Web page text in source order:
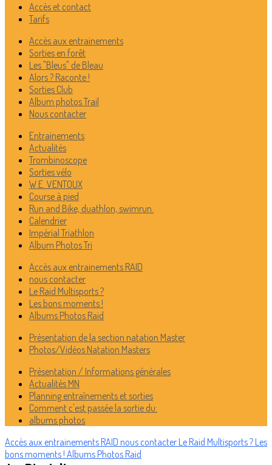
Accès et contact
Tarifs
Accès aux entrainements
Sorties en forêt
Les "Bleus" de Bleau
Alors ? Raconte !
Sorties Club
Album photos Trail
Nous contacter
Entrainements
Actualités
Trombinoscope
Sorties vélo
W.E. VENTOUX
Course à pied
Run and Bike, duathlon, swimrun.
Calendrier
Impérial Triathlon
Album Photos Tri
Accès aux entrainements RAID
nous contacter
Le Raid Multisports ?
Les bons moments !
Albums Photos Raid
Présentation de la section natation Master
Photos/Vidéos Natation Masters
Présentation / Informations générales
Actualités MN
Planning entraînements et sorties
Comment c'est passée la sortie du:
albums photos
Accès aux entrainements RAID nous contacter Le Raid Multisports ? Les
bons moments ! Albums Photos Raid